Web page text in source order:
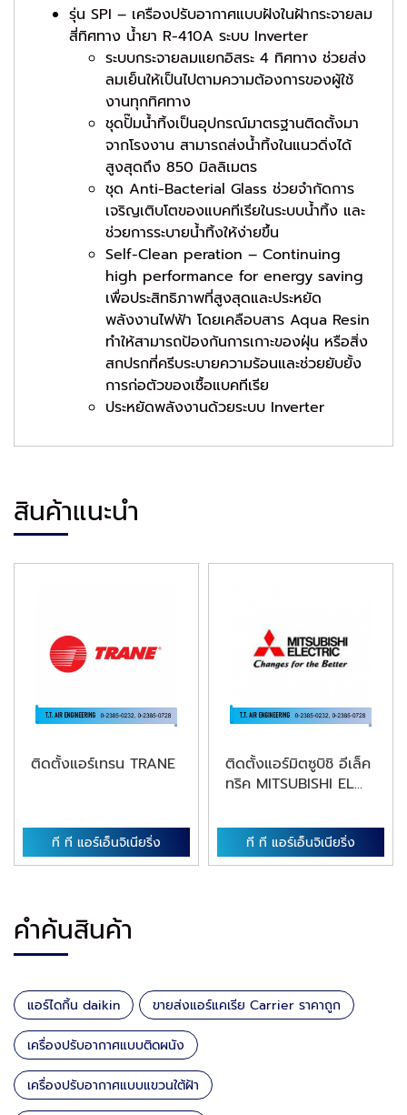
รุ่น SPI – เครืองปรับอากาศแบบฝังในฝ้ากระจายลม
สี่ทิศทาง น้ำยา R-410A ระบบ Inverter
ระบบกระจายลมแยกอิสระ 4 ทิศทาง ช่วยส่ง
ลมเย็นให้เป็นไปตามความต้องการของผู้ใช้
งานทุกทิศทาง
ชุดปั๊มน้ำทิ้งเป็นอุปกรณ์มาตรฐานติดตั้งมา
จากโรงงาน สามารถส่งน้ำทิ้งในแนวดิ่งได้
สูงสุดถึง 850 มิลลิเมตร
ชุด Anti-Bacterial Glass ช่วยจำกัดการ
เจริญเติบโตของแบคทีเรียในระบบน้ำทิ้ง และ
ช่วยการระบายน้ำทิ้งให้ง่ายขึ้น
Self-Clean peration – Continuing
high performance for energy saving
เพื่อประสิทธิภาพที่สูงสุดและประหยัด
พลังงานไฟฟ้า โดยเคลือบสาร Aqua Resin
ทำให้สามารถป้องกันการเกาะของฝุ่น หรือสิ่ง
สกปรกที่ครีบระบายความร้อนและช่วยยับยั้ง
การก่อตัวของเชื้อแบคทีเรีย
ประหยัดพลังงานด้วยระบบ Inverter
สินค้าแนะนำ
ติดตั้งแอร์เทรน TRANE
ที ที แอร์เอ็นจิเนียริ่ง
ติดตั้งแอร์มิตซูบิชิ อีเล็ค
ทริค MITSUBISHI EL...
ที ที แอร์เอ็นจิเนียริ่ง
คำค้นสินค้า
แอร์ไดกิ้น daikin ขายส่งแอร์แคเรีย Carrier ราคาถูก
เครื่องปรับอากาศแบบติดผนัง
เครื่องปรับอากาศแบบแขวนใต้ฝ้า